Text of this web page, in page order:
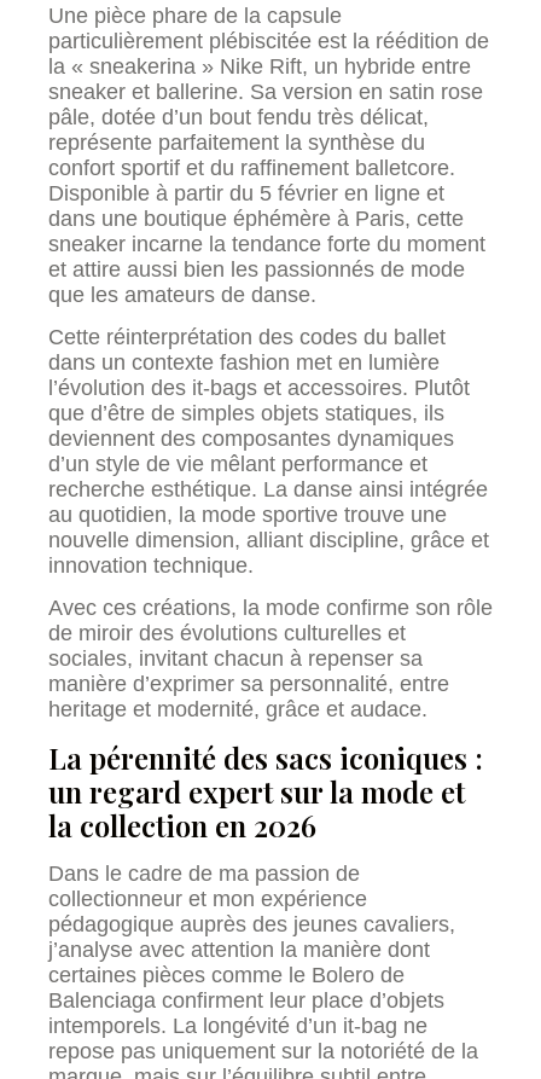
Une pièce phare de la capsule
particulièrement plébiscitée est la réédition de
la « sneakerina » Nike Rift, un hybride entre
sneaker et ballerine. Sa version en satin rose
pâle, dotée d’un bout fendu très délicat,
représente parfaitement la synthèse du
confort sportif et du raffinement balletcore.
Disponible à partir du 5 février en ligne et
dans une boutique éphémère à Paris, cette
sneaker incarne la tendance forte du moment
et attire aussi bien les passionnés de mode
que les amateurs de danse.
Cette réinterprétation des codes du ballet
dans un contexte fashion met en lumière
l’évolution des it-bags et accessoires. Plutôt
que d’être de simples objets statiques, ils
deviennent des composantes dynamiques
d’un style de vie mêlant performance et
recherche esthétique. La danse ainsi intégrée
au quotidien, la mode sportive trouve une
nouvelle dimension, alliant discipline, grâce et
innovation technique.
Avec ces créations, la mode confirme son rôle
de miroir des évolutions culturelles et
sociales, invitant chacun à repenser sa
manière d’exprimer sa personnalité, entre
heritage et modernité, grâce et audace.
La pérennité des sacs iconiques :
un regard expert sur la mode et
la collection en 2026
Dans le cadre de ma passion de
collectionneur et mon expérience
pédagogique auprès des jeunes cavaliers,
j’analyse avec attention la manière dont
certaines pièces comme le Bolero de
Balenciaga confirment leur place d’objets
intemporels. La longévité d’un it-bag ne
repose pas uniquement sur la notoriété de la